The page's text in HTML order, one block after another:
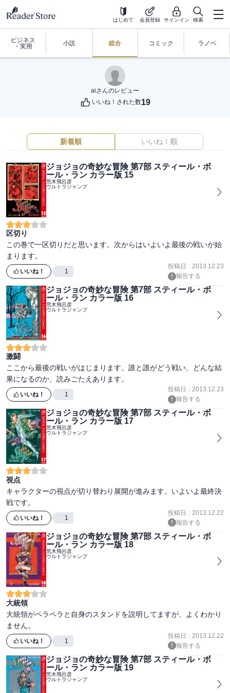
はじめて 会員登録 サインイン 検索
ビジネス
・実用
小説 総合 コミック ラノベ
aiさんのレビュー
いいね！された数19
新着順 いいね！順
ジョジョの奇妙な冒険 第7部 スティール・ボ
ール・ラン カラー版 15
荒木飛呂彦
ウルトラジャンプ
区切り
この巻で一区切りだと思います。次からはいよいよ最後の戦いが始
まります。
いいね！ 1
投稿日 : 2013.12.23
報告する
ジョジョの奇妙な冒険 第7部 スティール・ボ
ール・ラン カラー版 16
荒木飛呂彦
ウルトラジャンプ
激闘
ここから最後の戦いがはじまります。誰と誰がどう戦い、どんな結
果になるのか、読みごたえあります。
いいね！ 1
投稿日 : 2013.12.23
報告する
ジョジョの奇妙な冒険 第7部 スティール・ボ
ール・ラン カラー版 17
荒木飛呂彦
ウルトラジャンプ
視点
キャラクターの視点が切り替わり展開が進みます。いよいよ最終決
戦です。
いいね！ 1
投稿日 : 2013.12.22
報告する
ジョジョの奇妙な冒険 第7部 スティール・ボ
ール・ラン カラー版 18
荒木飛呂彦
ウルトラジャンプ
大統領
大統領がペラペラと自身のスタンドを説明してますが、よくわかり
ません。
いいね！ 1
投稿日 : 2013.12.22
報告する
ジョジョの奇妙な冒険 第7部 スティール・ボ
ール・ラン カラー版 19
荒木飛呂彦
ウルトラジャンプ